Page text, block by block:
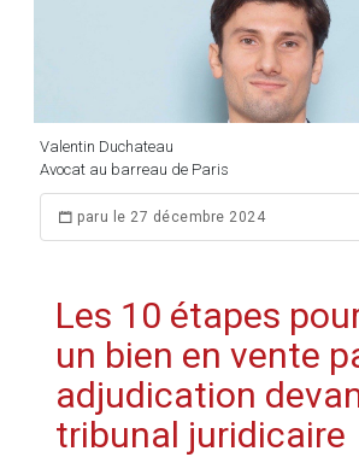
Valentin Duchateau
Avocat au barreau de Paris
paru le 27 décembre 2024
Les 10 étapes
un bien en vente
adjudication
tribunal juridicaire